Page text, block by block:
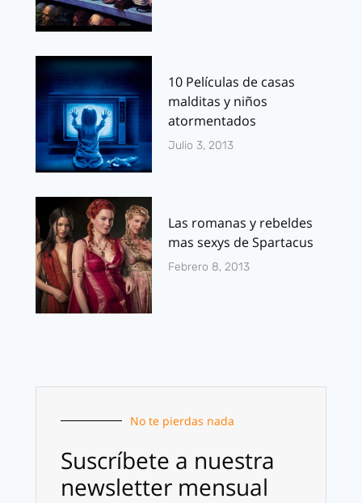
10 Películas de casas
malditas y niños
atormentados
Julio 3, 2013
Las romanas y rebeldes
mas sexys de Spartacus
Febrero 8, 2013
No te pierdas nada
Suscríbete a nuestra
newsletter mensual